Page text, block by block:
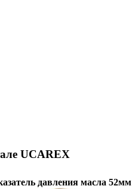
UCAREX
давления масла 52мм